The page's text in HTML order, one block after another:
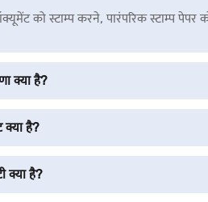
को स्टाम्प करने, पारंपरिक स्टाम्प
क्या है?
क्या है?
क्या है?